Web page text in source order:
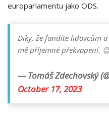
europarlamentu jako ODS.
Diky, že fandíte lidovcům
mě příjemné překvapení.
— Tomáš Zdechovský
October 17, 2023